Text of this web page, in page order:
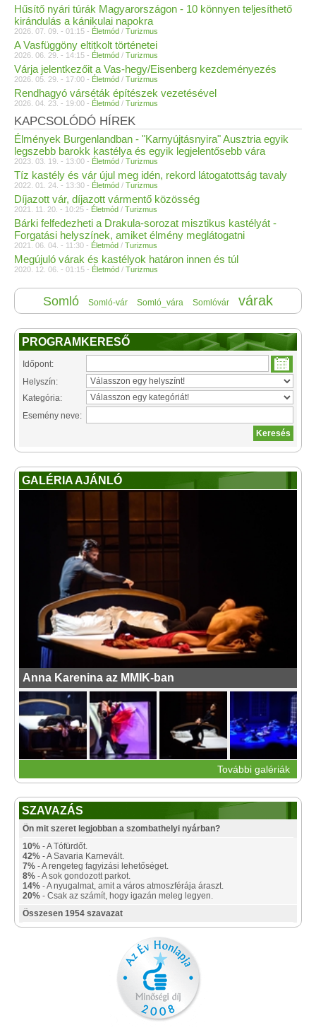
Hűsítő nyári túrák Magyarországon - 10 könnyen teljesíthető
kirándulás a kánikulai napokra
2026. 07. 09. - 01:15 - Életmód / Turizmus
A Vasfüggöny eltitkolt történetei
2026. 06. 29. - 14:15 - Életmód / Turizmus
Várja jelentkezőit a Vas-hegy/Eisenberg kezdeményezés
2026. 05. 29. - 17:00 - Életmód / Turizmus
Rendhagyó várséták építészek vezetésével
2026. 04. 23. - 19:00 - Életmód / Turizmus
KAPCSOLÓDÓ HÍREK
Élmények Burgenlandban - "Karnyújtásnyira" Ausztria egyik
legszebb barokk kastélya és egyik legjelentősebb vára
2023. 03. 19. - 13:00 - Életmód / Turizmus
Tíz kastély és vár újul meg idén, rekord látogatottság tavaly
2022. 01. 24. - 13:30 - Életmód / Turizmus
Díjazott vár, díjazott vármentő közösség
2021. 11. 20. - 10:25 - Életmód / Turizmus
Bárki felfedezheti a Drakula-sorozat misztikus kastélyát -
Forgatási helyszínek, amiket élmény meglátogatni
2021. 06. 04. - 11:30 - Életmód / Turizmus
Megújuló várak és kastélyok határon innen és túl
2020. 12. 06. - 01:15 - Életmód / Turizmus
Somló Somló-vár Somló_vára Somlóvár várak
PROGRAMKERESŐ
Időpont:
Helyszín:
Kategória:
Esemény neve:
GALÉRIA AJÁNLÓ
Anna Karenina az MMIK-ban
További galériák
SZAVAZÁS
Ön mit szeret legjobban a szombathelyi nyárban?
10% - A Tófürdőt.
42% - A Savaria Karnevált.
7% - A rengeteg fagyizási lehetőséget.
8% - A sok gondozott parkot.
14% - A nyugalmat, amit a város atmoszférája áraszt.
20% - Csak az számít, hogy igazán meleg legyen.
Összesen 1954 szavazat